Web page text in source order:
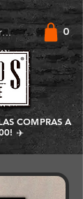
0
COMPRAS A
✈️